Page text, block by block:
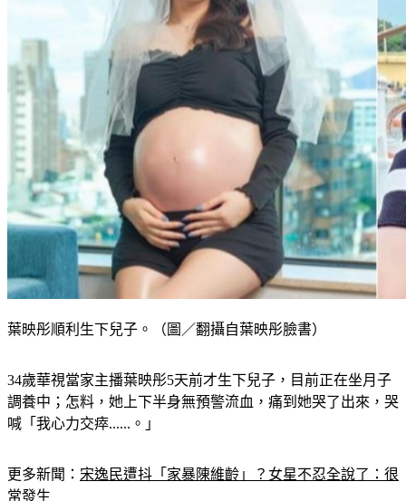
調養中；怎料，她上下半身無預警流血，痛到她哭了出來，哭
喊「我心力交瘁......。」
常發生